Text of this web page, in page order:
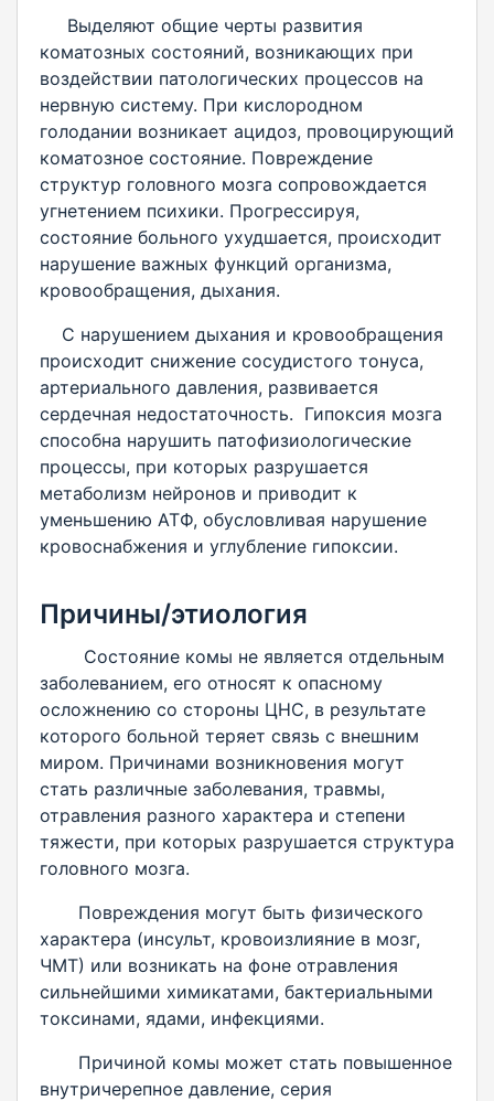
Выделяют общие черты развития
коматозных состояний, возникающих при
воздействии патологических процессов на
нервную систему. При кислородном
голодании возникает ацидоз, провоцирующий
коматозное состояние. Повреждение
структур головного мозга сопровождается
угнетением психики. Прогрессируя,
состояние больного ухудшается, происходит
нарушение важных функций организма,
кровообращения, дыхания.
С нарушением дыхания и кровообращения
происходит снижение сосудистого тонуса,
артериального давления, развивается
сердечная недостаточность. Гипоксия мозга
способна нарушить патофизиологические
процессы, при которых разрушается
метаболизм нейронов и приводит к
уменьшению АТФ, обусловливая нарушение
кровоснабжения и углубление гипоксии.
Причины/этиология
Состояние комы не является отдельным
заболеванием, его относят к опасному
осложнению со стороны ЦНС, в результате
которого больной теряет связь с внешним
миром. Причинами возникновения могут
стать различные заболевания, травмы,
отравления разного характера и степени
тяжести, при которых разрушается структура
головного мозга.
Повреждения могут быть физического
характера (инсульт, кровоизлияние в мозг,
ЧМТ) или возникать на фоне отравления
сильнейшими химикатами, бактериальными
токсинами, ядами, инфекциями.
Причиной комы может стать повышенное
внутричерепное давление, серия